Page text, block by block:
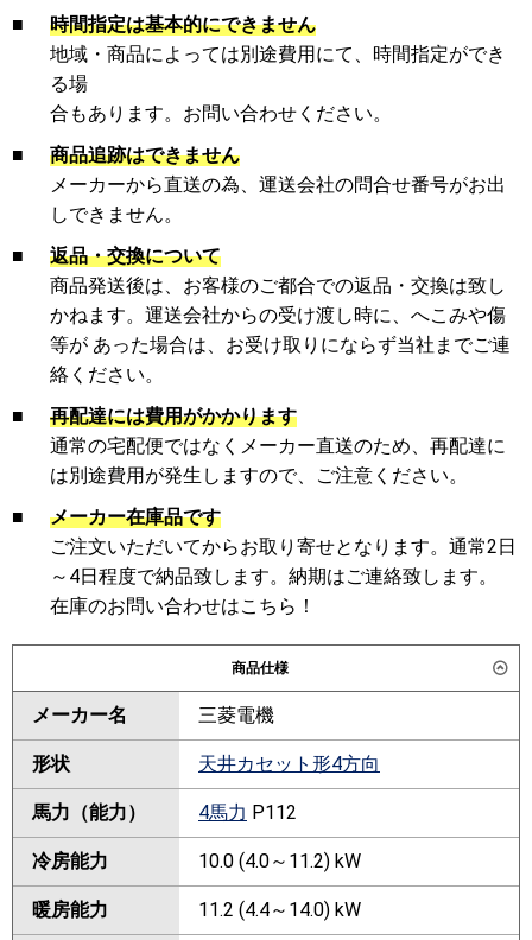
■
時間指定は基本的にできません
地域・商品によっては別途費用にて、時間指定ができ
る場
合もあります。お問い合わせください。
■
商品追跡はできません
メーカーから直送の為、運送会社の問合せ番号がお出
しできません。
■
返品・交換について
商品発送後は、お客様のご都合での返品・交換は致し
かねます。運送会社からの受け渡し時に、へこみや傷
等が あった場合は、お受け取りにならず当社までご連
絡ください。
■
再配達には費用がかかります
通常の宅配便ではなくメーカー直送のため、再配達に
は別途費用が発生しますので、ご注意ください。
■
メーカー在庫品です
ご注文いただいてからお取り寄せとなります。通常2日
～4日程度で納品致します。納期はご連絡致します。
在庫のお問い合わせはこちら！
商品仕様
メーカー名 三菱電機
形状 天井カセット形4方向
馬力（能力） 4馬力 P112
冷房能力 10.0 (4.0～11.2) kW
暖房能力 11.2 (4.4～14.0) kW